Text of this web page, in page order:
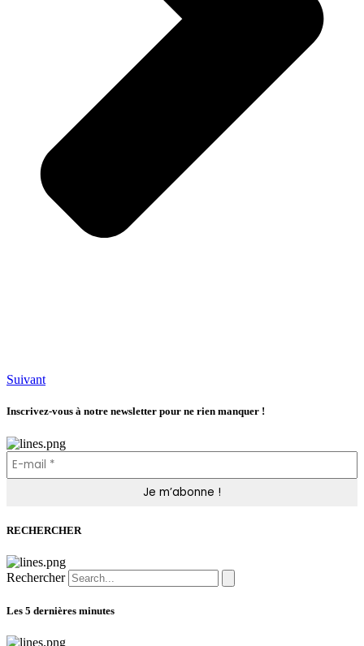
Suivant
Inscrivez-vous à notre newsletter pour ne rien manquer !
RECHERCHER
Rechercher
Les 5 dernières minutes